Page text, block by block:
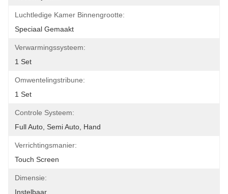
Luchtledige Kamer Binnengrootte:
Speciaal Gemaakt
Verwarmingssysteem:
1 Set
Omwentelingstribune:
1 Set
Controle Systeem:
Full Auto, Semi Auto, Hand
Verrichtingsmanier:
Touch Screen
Dimensie:
Instelbaar